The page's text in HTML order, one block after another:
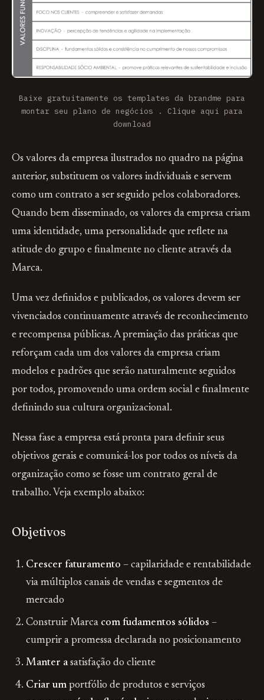
Baixe gratuitamente os templates da brandme para
montar seu plano de negócios . Clique aqui para
download
Os valores da empresa ilustrados no quadro na página
anterior, substituem os valores individuais e servem
como um contrato a ser seguido pelos colaboradores.
Quando bem disseminado, os valores da empresa criam
uma identidade, uma personalidade que reflete na
atitude do grupo e finalmente no cliente através da
Marca.
Uma vez definidos e publicados, os valores devem ser
vivenciados continuamente através de reconhecimento
e recompensa públicas. A premiação das práticas que
reforçam cada um dos valores da empresa criam
modelos e padrões que serão naturalmente seguidos
por todos, promovendo uma ordem social e finalmente
definindo sua cultura organizacional.
Nessa fase a empresa está pronta para definir seus
objetivos gerais e comunicá-los por todos os níveis da
organização como se fosse um contrato geral de
trabalho. Veja exemplo abaixo:
Objetivos
Crescer faturamento – capilaridade e rentabilidade
via múltiplos canais de vendas e segmentos de
mercado
Construir Marca com fudamentos sólidos –
cumprir a promessa declarada no posicionamento
Manter asatisfação do cliente
Criar um portfólio de produtos e serviços